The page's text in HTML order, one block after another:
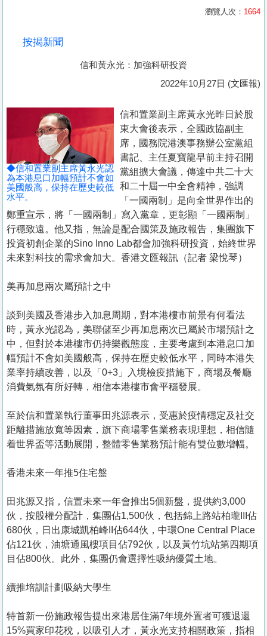
手
冊
關
於
我
們
瀏覽人次： 1664
按揭新聞
信和黃永光：加強科研投資
2022年10月27日 (文匯報)
◆信和置業副主席黃永光認
為本港息口加幅預計不會如
美國般高，保持在歷史較低
水平。
信和置業副主席黃永光昨日於股
東大會後表示，全國政協副主
席，國務院港澳事務辦公室黨組
書記、主任夏寶龍早前主持召開
黨組擴大會議，傳達中共二十大
和二十屆一中全會精神，強調
「一國兩制」是向全世界作出的
鄭重宣示，將「一國兩制」寫入黨章，更彰顯「一國兩制」
行穩致遠。他又指，無論是配合國策及施政報告，集團旗下
投資初創企業的Sino Inno Lab都會加強科研投資，始終世界
未來對科技的需求會加大。香港文匯報訊（記者 梁悅琴）
美再加息兩次屬預計之中
談到美國及香港步入加息周期，對本港樓市前景有何看法
時，黃永光認為，美聯儲至少再加息兩次已屬於市場預計之
中，但對於本港樓市仍持樂觀態度，主要考慮到本港息口加
幅預計不會如美國般高，保持在歷史較低水平，同時本港失
業率持續改善，以及「0+3」入境檢疫措施下，商場及餐廳
消費氣氛有所好轉，相信本港樓市會平穩發展。
至於信和置業執行董事田兆源表示，受惠於疫情穩定及社交
距離措施放寬等因素，旗下商場零售業務表現理想，相信隨
着世界盃等活動展開，整體零售業務預計能有雙位數增幅。
香港未來一年推5住宅盤
田兆源又指，信置未來一年會推出5個新盤，提供約3,000
伙，按股權分配計，集團佔1,500伙，包括錦上路站柏瓏III佔
680伙，日出康城凱柏峰II佔644伙，中環One Central Place
佔121伙，油塘通風樓項目佔792伙，以及黃竹坑站第四期項
目佔800伙。此外，集團仍會選擇性吸納優質土地。
續推培訓計劃吸納大學生
特首新一份施政報告提出來港居住滿7年境外置者可獲退還
15%買家印花稅，以吸引人才，黃永光支持相關政策，指相